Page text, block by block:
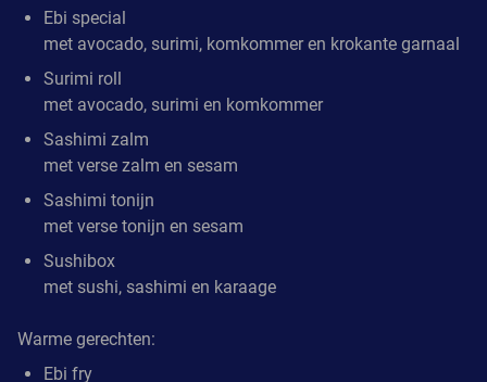
Ebi special
met avocado, surimi, komkommer en krokante garnaal
Surimi roll
met avocado, surimi en komkommer
Sashimi zalm
met verse zalm en sesam
Sashimi tonijn
met verse tonijn en sesam
Sushibox
met sushi, sashimi en karaage
Warme gerechten:
Ebi fry